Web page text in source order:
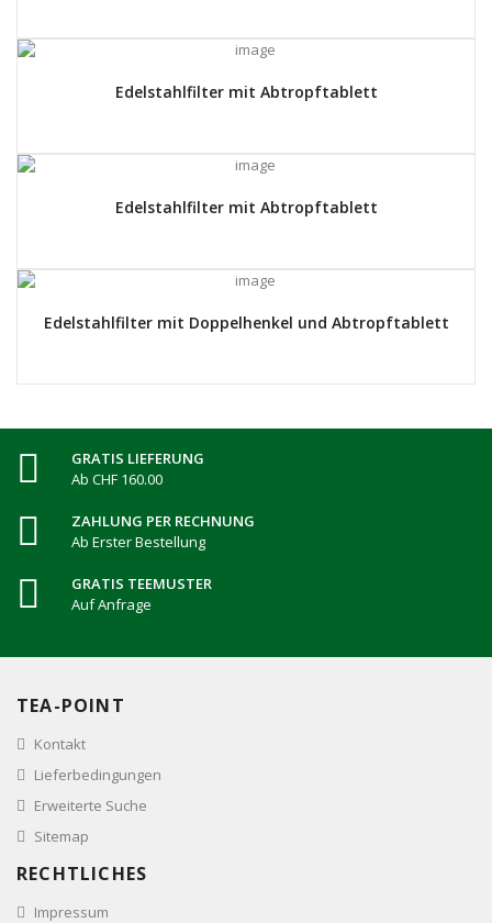
Edelstahlfilter mit Abtropftablett
Edelstahlfilter mit Abtropftablett
Edelstahlfilter mit Doppelhenkel und Abtropftablett
GRATIS LIEFERUNG
Ab CHF 160.00
ZAHLUNG PER RECHNUNG
Ab Erster Bestellung
GRATIS TEEMUSTER
Auf Anfrage
TEA-POINT
Kontakt
Lieferbedingungen
Erweiterte Suche
Sitemap
RECHTLICHES
Impressum